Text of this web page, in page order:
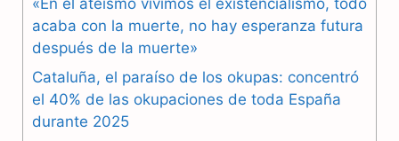
o
o
k
r
a
m
A
p
acaba con la muerte, no hay esperanza futura
después de la muerte»
Cataluña, el paraíso de los okupas: concentró
el 40% de las okupaciones de toda España
durante 2025